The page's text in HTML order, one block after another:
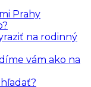
Prahy
na rodinný
vám ako na